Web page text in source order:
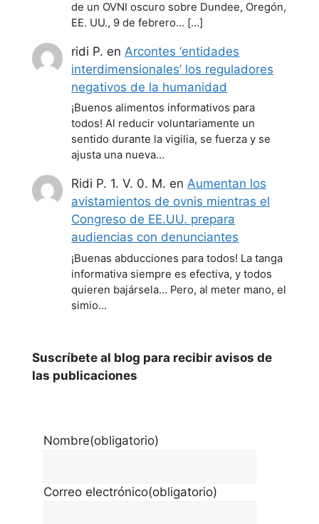
de un OVNI oscuro sobre Dundee, Oregón,
EE. UU., 9 de febrero… […]
ridi P. enArcontes ‘entidades
interdimensionales’ los reguladores
negativos de la humanidad
¡Buenos alimentos informativos para
todos! Al reducir voluntariamente un
sentido durante la vigilia, se fuerza y se
ajusta una nueva…
Ridi P. 1. V. 0. M. enAumentan los
avistamientos de ovnis mientras el
Congreso de EE.UU. prepara
audiencias con denunciantes
¡Buenas abducciones para todos! La tanga
informativa siempre es efectiva, y todos
quieren bajársela... Pero, al meter mano, el
simio…
Suscríbete al blog para recibir avisos de
las publicaciones
Nombre(obligatorio)
Correo electrónico(obligatorio)